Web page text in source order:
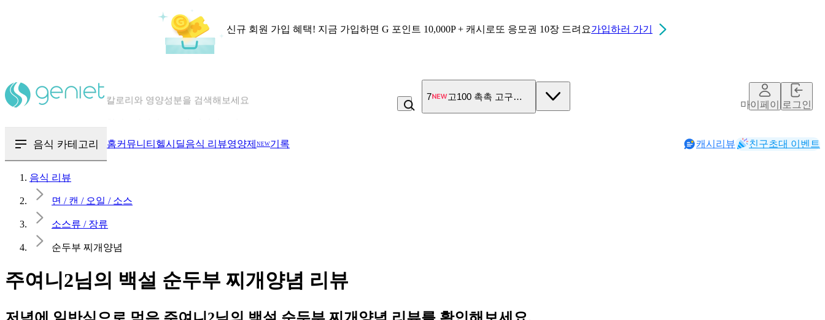
신규 회원 가입 혜택! 지금 가입하면 G 포인트 10,000P + 캐시로또 응모권 10장 드려요가입하러 가기
혈당 · 다이어트 음식 검색해보세요
8 콩국수
마이페이지로그인
음식 카테고리 홈커뮤니티 헬시딜음식 리뷰영양제 NEW기록 캐시리뷰 친구초대 이벤트
음식 리뷰
면 / 캔 / 오일 / 소스
소스류 / 장류
순두부 찌개양념
주여니2님의 백설 순두부 찌개양념 리뷰